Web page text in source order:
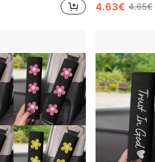
4.63€ 4.65€